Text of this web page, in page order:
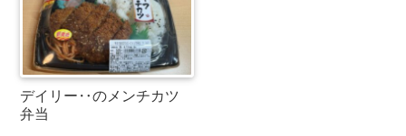
デイリー‥のメンチカツ
弁当